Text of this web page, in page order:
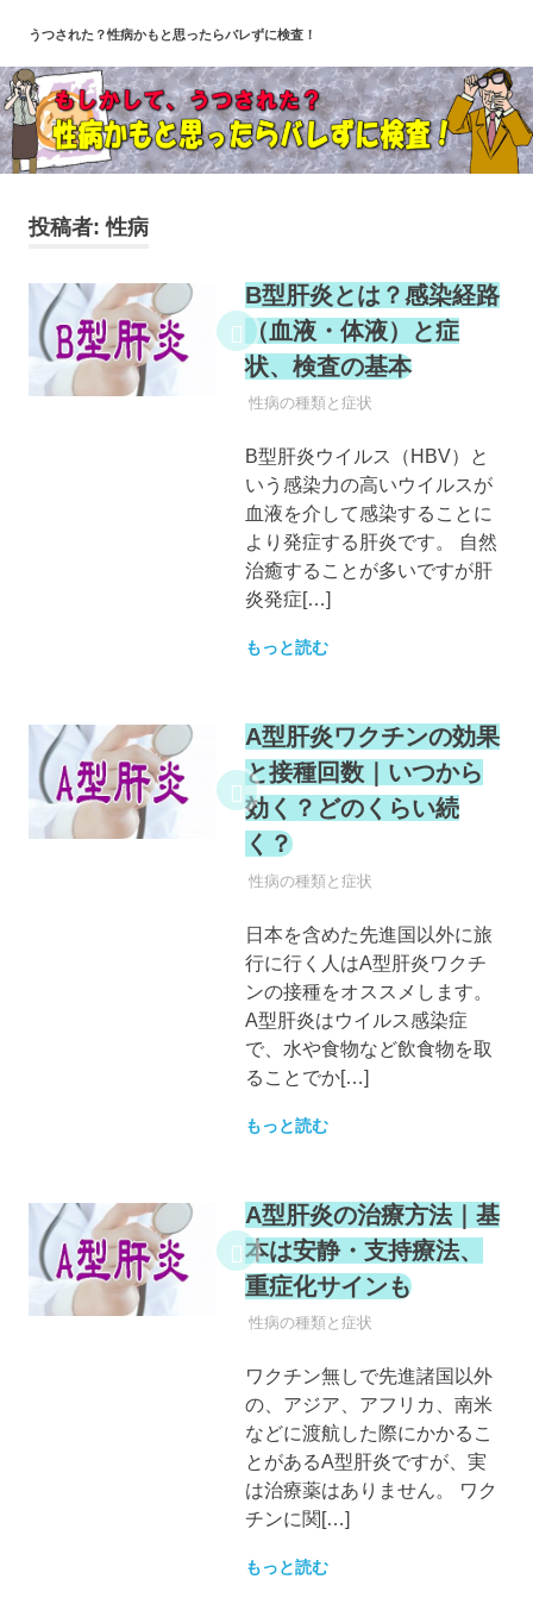
テ
ン
ツ
へ
うつされた？性病かもと思ったらバレずに検査！
投稿者:性病
B型肝炎とは？感染経路
（血液・体液）と症
状、検査の基本
性病
性病の種類と症状
B型肝炎ウイルス（HBV）と
いう感染力の高いウイルスが
血液を介して感染することに
より発症する肝炎です。 自然
治癒することが多いですが肝
炎発症[…]
もっと読む
A型肝炎ワクチンの効果
と接種回数｜いつから
効く？どのくらい続
く？
性病
性病の種類と症状
日本を含めた先進国以外に旅
行に行く人はA型肝炎ワクチ
ンの接種をオススメします。
A型肝炎はウイルス感染症
で、水や食物など飲食物を取
ることでか[…]
もっと読む
A型肝炎の治療方法｜基
本は安静・支持療法、
重症化サインも
性病
性病の種類と症状
ワクチン無しで先進諸国以外
の、アジア、アフリカ、南米
などに渡航した際にかかるこ
とがあるA型肝炎ですが、実
は治療薬はありません。 ワク
チンに関[…]
もっと読む